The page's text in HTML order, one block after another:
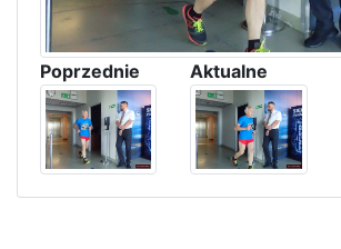
Poprzednie Aktualne